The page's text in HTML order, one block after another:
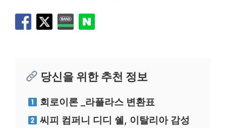
당신을 위한 추천 정보
회로이론 _라플라스 변환표
씨피 컴퍼니 디디 쉘, 이탈리아 감성